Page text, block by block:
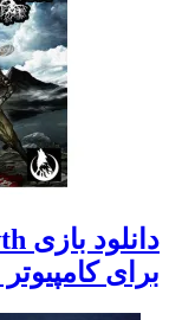
برای کامپیوتر PC